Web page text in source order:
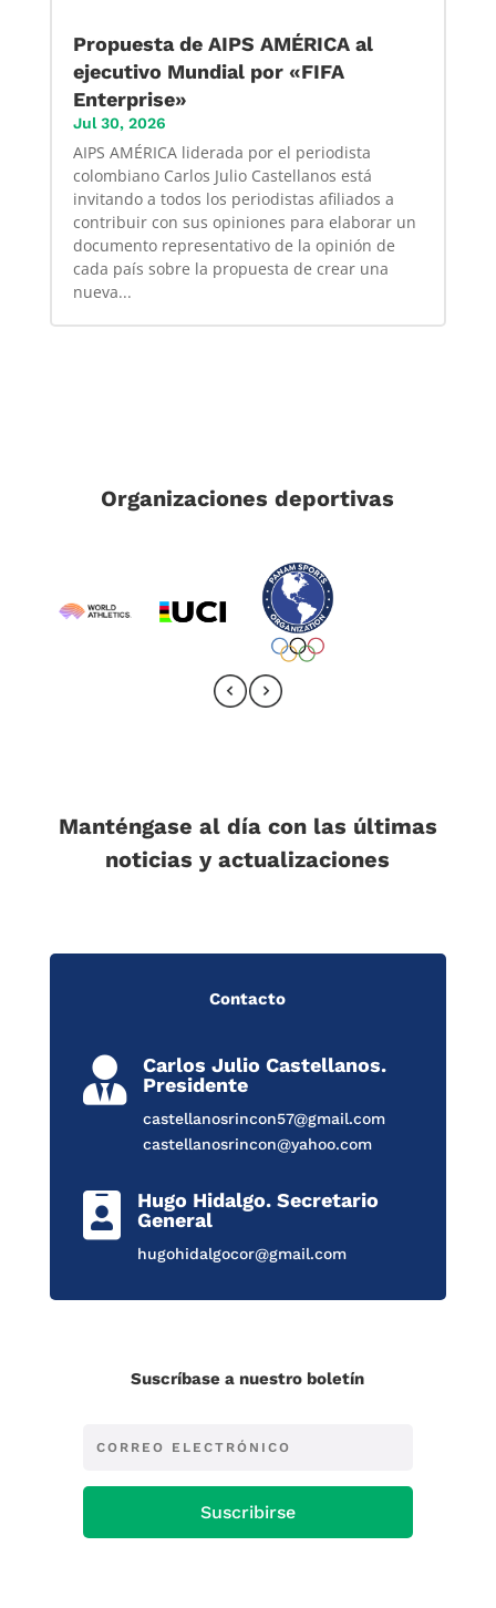
Propuesta de AIPS AMÉRICA al
ejecutivo Mundial por «FIFA
Enterprise»
Jul 30, 2026
AIPS AMÉRICA liderada por el periodista
colombiano Carlos Julio Castellanos está
invitando a todos los periodistas afiliados a
contribuir con sus opiniones para elaborar un
documento representativo de la opinión de
cada país sobre la propuesta de crear una
nueva...
Organizaciones deportivas
Manténgase al día con las últimas
noticias y actualizaciones
Contacto

Carlos Julio Castellanos.
Presidente
castellanosrincon57@gmail.com
castellanosrincon@yahoo.com

Hugo Hidalgo. Secretario
General
hugohidalgocor@gmail.com
Suscríbase a nuestro boletín
Suscribirse